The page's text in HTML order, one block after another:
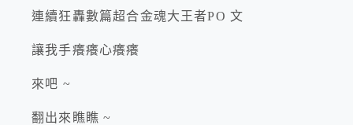
連續狂轟數篇超合金魂大王者PO 文
讓我手癢癢心癢癢
來吧 ~
翻出來瞧瞧 ~